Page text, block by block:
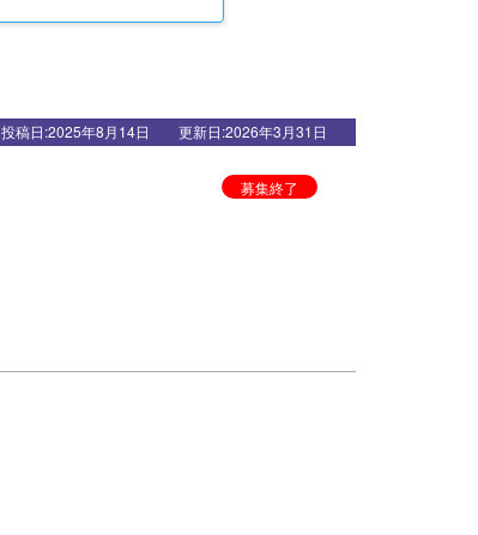
投稿日:2025年8月14日 更新日:2026年3月31日
募集終了